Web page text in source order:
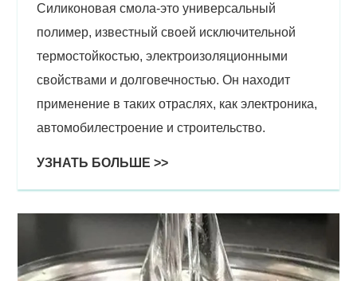
Силиконовая смола-это универсальный
полимер, известный своей исключительной
термостойкостью, электроизоляционными
свойствами и долговечностью. Он находит
применение в таких отраслях, как электроника,
автомобилестроение и строительство.
УЗНАТЬ БОЛЬШЕ >>